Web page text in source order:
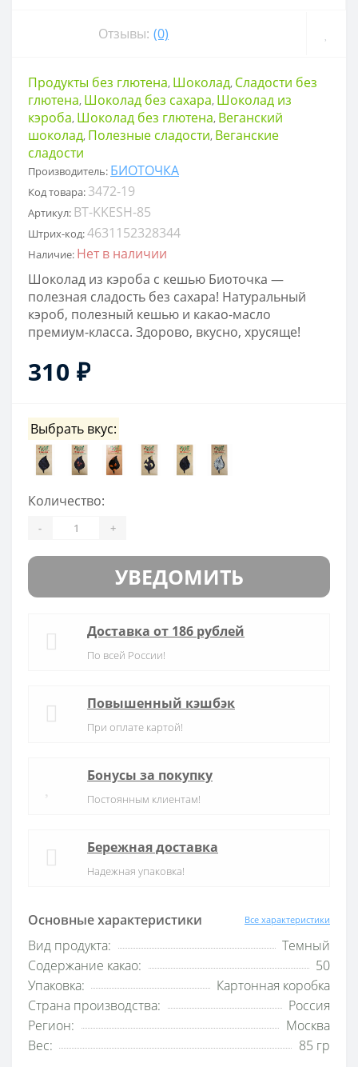
Отзывы: (0)
Продукты без глютена, Шоколад, Сладости без
глютена, Шоколад без сахара, Шоколад из
кэроба, Шоколад без глютена, Веганский
шоколад, Полезные сладости, Веганские
сладости
Производитель: БИОТОЧКА
Код товара: 3472-19
Артикул: BT-KKESH-85
Штрих-код:4631152328344
Наличие: Нет в наличии
Шоколад из кэроба с кешью Биоточка —
полезная сладость без сахара! Натуральный
кэроб, полезный кешью и какао-масло
премиум-класса. Здорово, вкусно, хрусяще!
310 ₽
Основные характеристики Все характеристики
Вид продукта:
Темный
Содержание какао:
50
Упаковка:
Картонная коробка
Страна производства:
Россия
Регион:
Москва
Вес:
85 гр
Выбрать вкус:
Количество:
- +
УВЕДОМИТЬ
Доставка от 186 рублей
По всей России!
Повышенный кэшбэк
При оплате картой!
Бонусы за покупку
Постоянным клиентам!
Бережная доставка
Надежная упаковка!